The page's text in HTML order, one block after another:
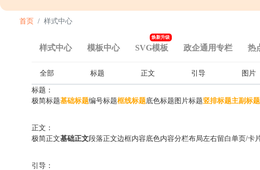
首页 样式中心
样式中心 模板中心 SVG模板
焕新升级
政企通用专栏 热
全部 标题 正文 引导 图片
标题：
极简标题基础标题编号标题框线标题底色标题 图片标题竖排标题主副标题
正文：
极简正文基础正文段落正文边框内容底色内容分栏布局左右留白单页/卡
引导：